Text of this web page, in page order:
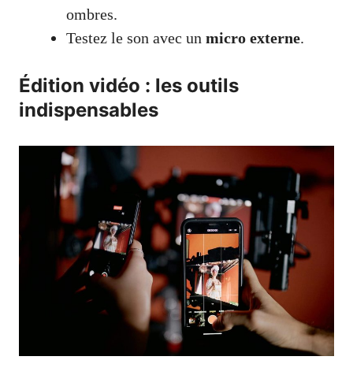
ombres.
Testez le son avec un micro externe.
Édition vidéo : les outils
indispensables